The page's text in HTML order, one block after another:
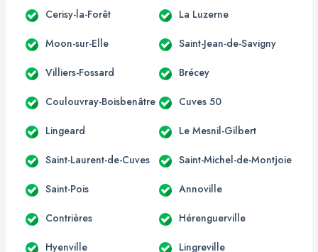
Cerisy-la-Forêt La Luzerne
Moon-sur-Elle Saint-Jean-de-Savigny
Villiers-Fossard Brécey
Coulouvray-Boisbenâtre Cuves 50
Lingeard Le Mesnil-Gilbert
Saint-Laurent-de-Cuves Saint-Michel-de-Montjoie
Saint-Pois Annoville
Contrières Hérenguerville
Hyenville Lingreville